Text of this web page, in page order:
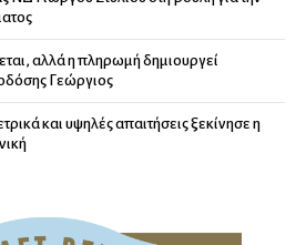
αλλά η πληρωμή δημιουργεί
Γεώργιος
και υψηλές απαιτήσεις ξεκίνησε η